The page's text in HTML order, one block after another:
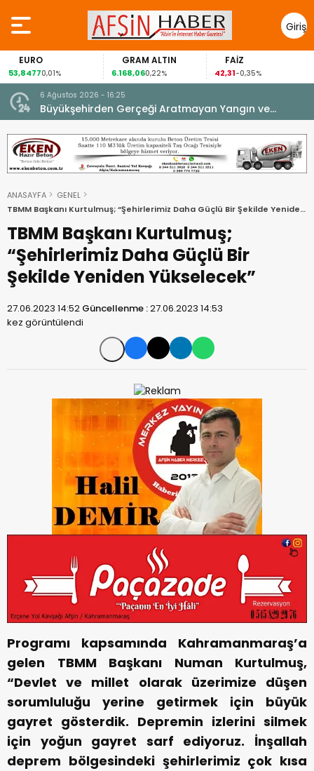
Giriş
Yap
EURO
53,84770,01%
GRAM ALTIN
6.168,060,22%
FAİZ
42,31-0,35%
6 Ağustos 2026 - 16:25
Büyükşehirden Gerçeği Aratmayan Yangın ve
Kurtarma Tatbikatı.
ANASAYFA
GENEL
TBMM Başkanı Kurtulmuş; “Şehirlerimiz Daha Güçlü Bir Şekilde Yeniden
TBMM Başkanı Kurtulmuş;
“Şehirlerimiz Daha Güçlü Bir
Şekilde Yeniden Yükselecek”
27.06.2023 14:52 Güncellenme :27.06.2023 14:53
kez görüntülendi
Programı kapsamında Kahramanmaraş’a
gelen TBMM Başkanı Numan Kurtulmuş,
“Devlet ve millet olarak üzerimize düşen
sorumluluğu yerine getirmek için büyük
gayret gösterdik. Depremin izlerini silmek
için yoğun gayret sarf ediyoruz. İnşallah
deprem bölgesindeki şehirlerimiz çok kısa